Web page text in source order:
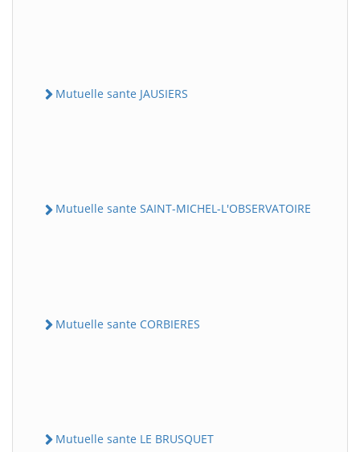
Mutuelle sante JAUSIERS
Mutuelle sante SAINT-MICHEL-L'OBSERVATOIRE
Mutuelle sante CORBIERES
Mutuelle sante LE BRUSQUET